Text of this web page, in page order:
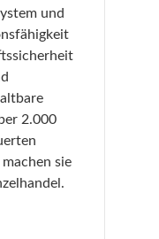
und
2.000
sie